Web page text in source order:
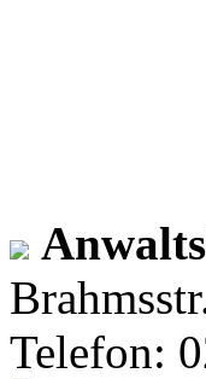
Telefon: